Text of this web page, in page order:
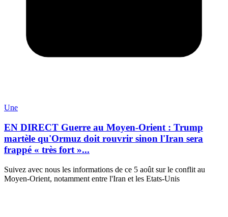
Une
EN DIRECT Guerre au Moyen-Orient : Trump
martèle qu'Ormuz doit rouvrir sinon l'Iran sera
frappé « très fort »...
Suivez avec nous les informations de ce 5 août sur le conflit au
Moyen-Orient, notamment entre l'Iran et les Etats-Unis